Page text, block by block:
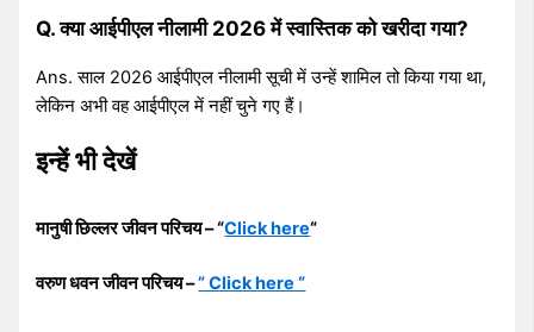
Q. क्या आईपीएल नीलामी 2026 में स्वास्तिक को खरीदा गया?
Ans. साल 2026 आईपीएल नीलामी सूची में उन्हें शामिल तो किया गया था,
लेकिन अभी वह आईपीएल में नहीं चुने गए हैं।
इन्हें भी देखें
मानुषी छिल्लर जीवन परिचय – “Click here“
वरुण धवन जीवन परिचय –” Click here “